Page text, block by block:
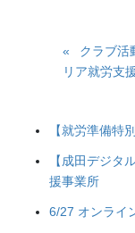
クラブ活
リア就労支
【就労準備特
【成田デジタ
援事業所
6/27 オンライ